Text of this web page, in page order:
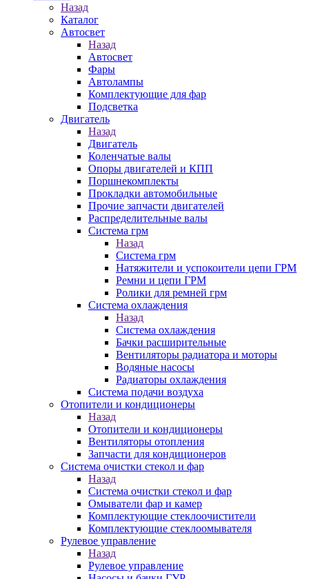
Назад
Каталог
Автосвет
Назад
Автосвет
Фары
Автолампы
Комплектующие для фар
Подсветка
Двигатель
Назад
Двигатель
Коленчатые валы
Опоры двигателей и КПП
Поршнекомплекты
Прокладки автомобильные
Прочие запчасти двигателей
Распределительные валы
Система грм
Назад
Система грм
Натяжители и успокоители цепи ГРМ
Ремни и цепи ГРМ
Ролики для ремней грм
Система охлаждения
Назад
Система охлаждения
Бачки расширительные
Вентиляторы радиатора и моторы
Водяные насосы
Радиаторы охлаждения
Система подачи воздуха
Отопители и кондиционеры
Назад
Отопители и кондиционеры
Вентиляторы отопления
Запчасти для кондиционеров
Система очистки стекол и фар
Назад
Система очистки стекол и фар
Омыватели фар и камер
Комплектующие стеклоочистители
Комплектующие стеклоомывателя
Рулевое управление
Назад
Рулевое управление